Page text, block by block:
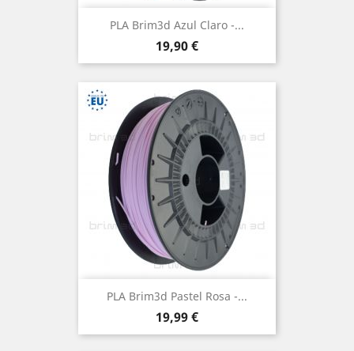
PLA Brim3d Azul Claro -...
Preço
19,90 €
PLA Brim3d Pastel Rosa -...
Preço
19,99 €